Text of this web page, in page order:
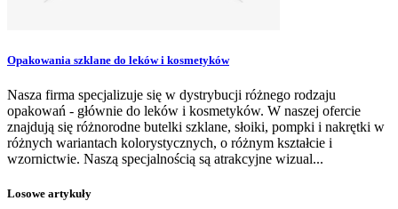
Opakowania szklane do leków i kosmetyków
Nasza firma specjalizuje się w dystrybucji różnego rodzaju
opakowań - głównie do leków i kosmetyków. W naszej ofercie
znajdują się różnorodne butelki szklane, słoiki, pompki i nakrętki w
różnych wariantach kolorystycznych, o różnym kształcie i
wzornictwie. Naszą specjalnością są atrakcyjne wizual...
Losowe artykuły